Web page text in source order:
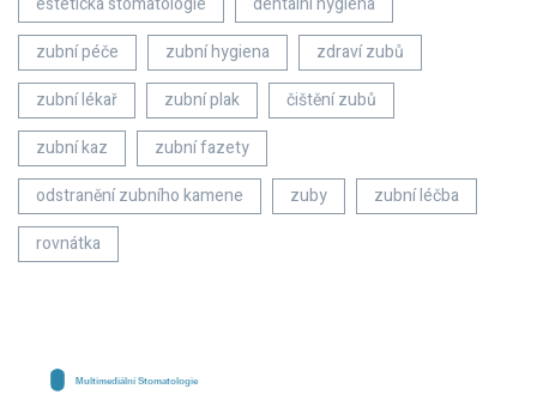
zubní péče
zubní hygiena
zdraví zubů
zubní lékař
zubní plak
čištění zubů
zubní kaz
zubní fazety
odstranění zubního kamene
zuby
zubní léčba
rovnátka